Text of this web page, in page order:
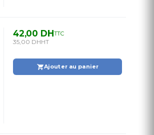
42,00 DHTTC
35,00 DHHT
Ajouter au panier